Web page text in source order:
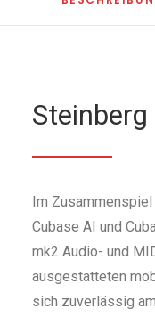
Im
Cubase AI und
mk2 Audio- und
ausgestatteten
sich zuverlässig